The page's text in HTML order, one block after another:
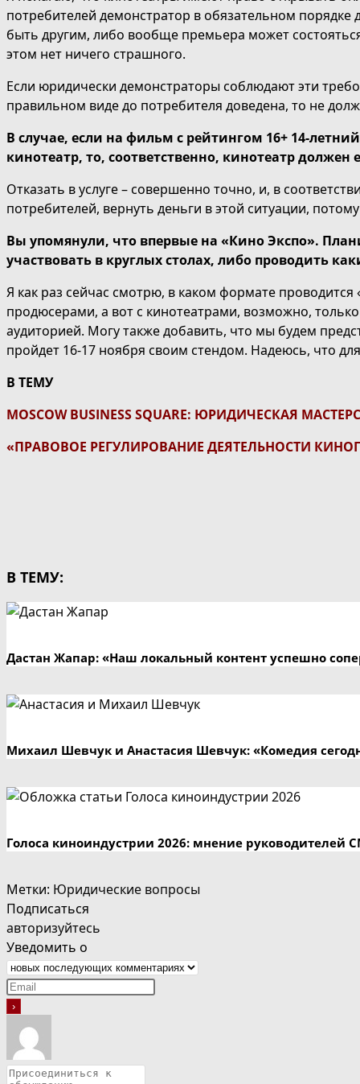
потребителей демонстратор в обязательном
быть другим, либо вообще премьера может
этом нет ничего страшного.
Если юридически демонстраторы соблюдают эти
правильном виде до потребителя доведена, то не
В случае, если на фильм с рейтингом 16+ 14-
кинотеатр, то, соответственно, кинотеатр должен
Отказать в услуге – совершенно точно, и, в
потребителей, вернуть деньги в этой ситуации,
Вы упомянули, что впервые на «Кино Экспо».
участвовать в круглых столах, либо проводить
Я как раз сейчас смотрю, в каком формате
продюсерами, а вот с кинотеатрами, возможно,
аудиторией. Могу также добавить, что мы будем
пройдет 16-17 ноября своим стендом. Надеюсь, что
В ТЕМУ
MOSCOW BUSINESS SQUARE: ЮРИДИЧЕСКАЯ
«ПРАВОВОЕ РЕГУЛИРОВАНИЕ ДЕЯТЕЛЬНОСТИ
В ТЕМУ:
Дастан Жапар: «Наш локальный контент успешно
Михаил Шевчук и Анастасия Шевчук: «Комедия
Голоса киноиндустрии 2026: мнение руководителей
Метки: Юридические вопросы
Подписаться
авторизуйтесь
Уведомить о